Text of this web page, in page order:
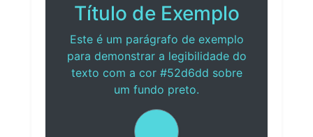
Título de Exemplo
Este é um parágrafo de exemplo
para demonstrar a legibilidade do
texto com a cor #52d6dd sobre
um fundo preto.